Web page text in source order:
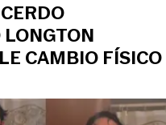
LONGTON
CAMBIO FÍSICO